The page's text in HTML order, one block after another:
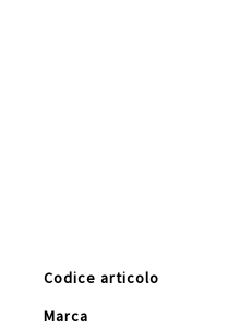
immagini
Maggiori
Codice articolo
Marca